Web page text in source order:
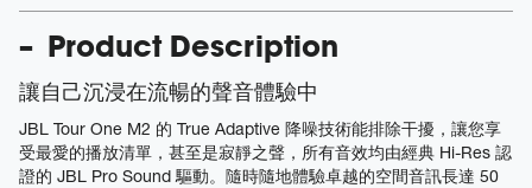
Product Description
讓自己沉浸在流暢的聲音體驗中
JBL Tour One M2 的 True Adaptive 降噪技術能排除干擾，讓您享
受最愛的播放清單，甚至是寂靜之聲，所有音效均由經典 Hi-Res 認
證的 JBL Pro Sound 驅動。隨時隨地體驗卓越的空間音訊長達 50